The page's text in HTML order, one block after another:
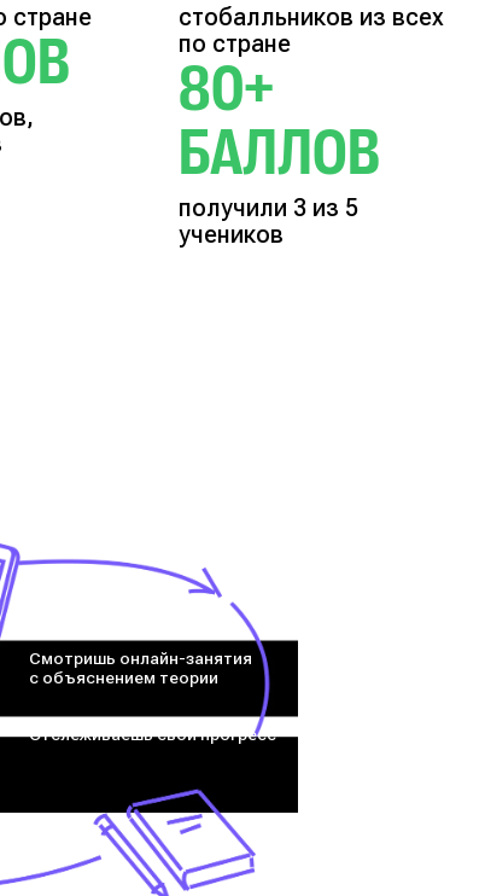
стране
стобалльников из всех
по стране
80+
БАЛЛОВ
получили 3 из 5
учеников
Смотришь онлайн-занятия
с объяснением теории
Отслеживаешь свой прогресс